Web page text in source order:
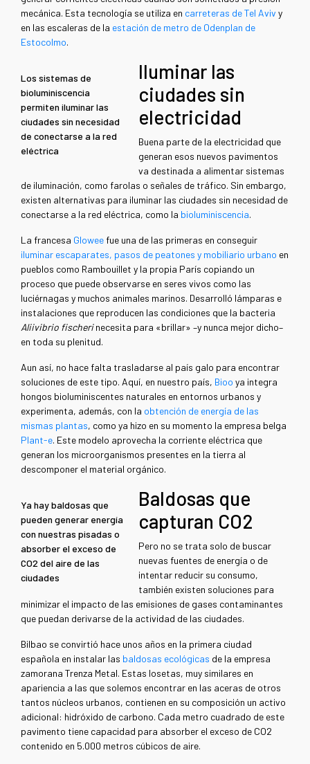
mecánica. Esta tecnología se utiliza en carreteras de Tel Aviv y
en las escaleras de la estación de metro de Odenplan de
Estocolmo.
Los sistemas de
bioluminiscencia
permiten iluminar las
ciudades sin necesidad
de conectarse a la red
eléctrica
Iluminar las
ciudades sin
electricidad
Buena parte de la electricidad que
generan esos nuevos pavimentos
va destinada a alimentar sistemas
de iluminación, como farolas o señales de tráfico. Sin embargo,
existen alternativas para iluminar las ciudades sin necesidad de
conectarse a la red eléctrica, como la bioluminiscencia.
La francesa Gloweefue una de las primeras en conseguir
iluminar escaparates, pasos de peatones y mobiliario urbano en
pueblos como Rambouillet y la propia París copiando un
proceso que puede observarse en seres vivos como las
luciérnagas y muchos animales marinos. Desarrolló lámparas e
instalaciones que reproducen las condiciones que la bacteria
Aliivibrio fischerinecesita para «brillar» –y nunca mejor dicho–
en toda su plenitud.
Aun así, no hace falta trasladarse al país galo para encontrar
soluciones de este tipo. Aquí, en nuestro país, Bioo ya integra
hongos bioluminiscentes naturales en entornos urbanos y
experimenta, además, con la obtención de energía de las
mismas plantas, como ya hizo en su momento la empresa belga
Plant-e. Este modelo aprovecha la corriente eléctrica que
generan los microorganismos presentes en la tierra al
descomponer el material orgánico.
Ya hay baldosas que
pueden generar energía
con nuestras pisadas o
absorber el exceso de
CO2 del aire de las
ciudades
Baldosas que
capturan CO2
Pero no se trata solo de buscar
nuevas fuentes de energía o de
intentar reducir su consumo,
también existen soluciones para
minimizar el impacto de las emisiones de gases contaminantes
que puedan derivarse de la actividad de las ciudades.
Bilbao se convirtió hace unos años en la primera ciudad
española en instalar las baldosas ecológicas de la empresa
zamorana Trenza Metal. Estas losetas, muy similares en
apariencia a las que solemos encontrar en las aceras de otros
tantos núcleos urbanos, contienen en su composición un activo
adicional: hidróxido de carbono. Cada metro cuadrado de este
pavimento tiene capacidad para absorber el exceso de CO2
contenido en 5.000 metros cúbicos de aire.